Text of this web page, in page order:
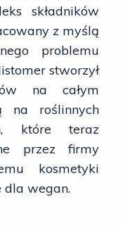
składników
z myślą
problemu
stworzył
na całym
na roślinnych
które teraz
przez firmy
kosmetyki
dla wegan.